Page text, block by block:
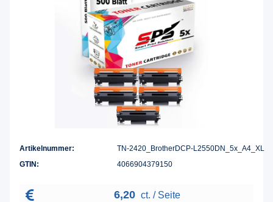
Artikelnummer:
TN-2420_BrotherDCP-L2550DN_5x_A4_XL
GTIN:
4066904379150
6,20 ct. / Seite